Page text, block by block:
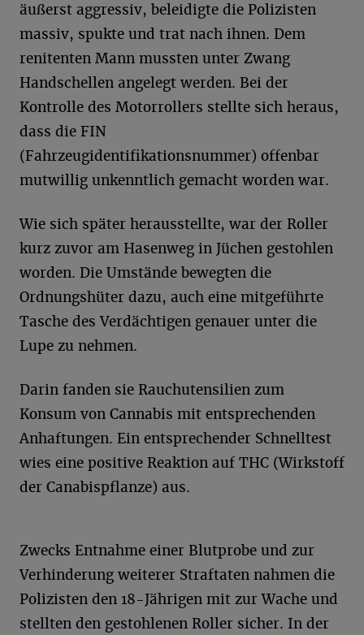
äußerst aggressiv, beleidigte die Polizisten
massiv, spukte und trat nach ihnen. Dem
renitenten Mann mussten unter Zwang
Handschellen angelegt werden. Bei der
Kontrolle des Motorrollers stellte sich heraus,
dass die FIN
(Fahrzeugidentifikationsnummer) offenbar
mutwillig unkenntlich gemacht worden war.
Wie sich später herausstellte, war der Roller
kurz zuvor am Hasenweg in Jüchen gestohlen
worden. Die Umstände bewegten die
Ordnungshüter dazu, auch eine mitgeführte
Tasche des Verdächtigen genauer unter die
Lupe zu nehmen.
Darin fanden sie Rauchutensilien zum
Konsum von Cannabis mit entsprechenden
Anhaftungen. Ein entsprechender Schnelltest
wies eine positive Reaktion auf THC (Wirkstoff
der Canabispflanze) aus.
Zwecks Entnahme einer Blutprobe und zur
Verhinderung weiterer Straftaten nahmen die
Polizisten den 18-Jährigen mit zur Wache und
stellten den gestohlenen Roller sicher. In der